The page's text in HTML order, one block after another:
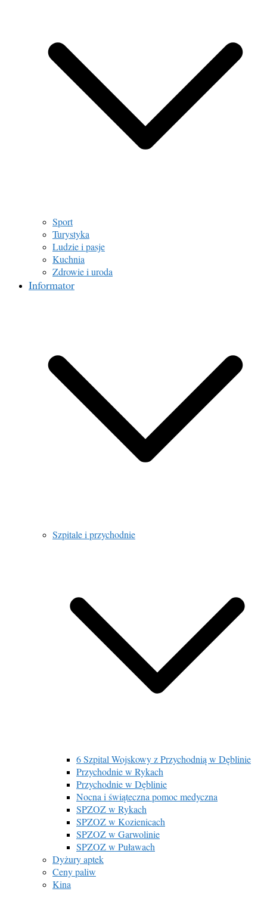
Sport
Turystyka
Ludzie i pasje
Kuchnia
Zdrowie i uroda
Informator
Szpitale i przychodnie
6 Szpital Wojskowy z Przychodnią w Dęblinie
Przychodnie w Rykach
Przychodnie w Dęblinie
Nocna i świąteczna pomoc medyczna
SPZOZ w Rykach
SPZOZ w Kozienicach
SPZOZ w Garwolinie
SPZOZ w Puławach
Dyżury aptek
Ceny paliw
Kina